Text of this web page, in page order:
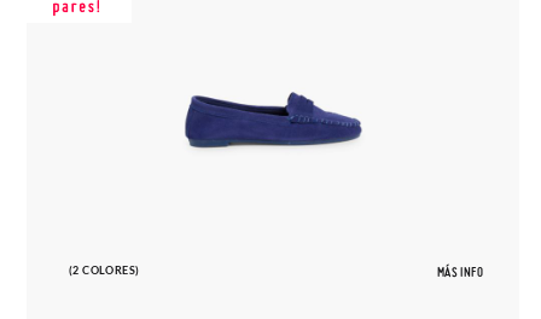
(2 COLORES) MÁS INFO